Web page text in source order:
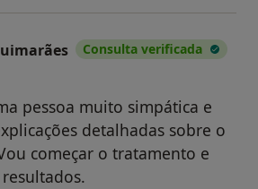
Consulta verificada
pessoa muito simpática e
detalhadas sobre o
começar o tratamento e